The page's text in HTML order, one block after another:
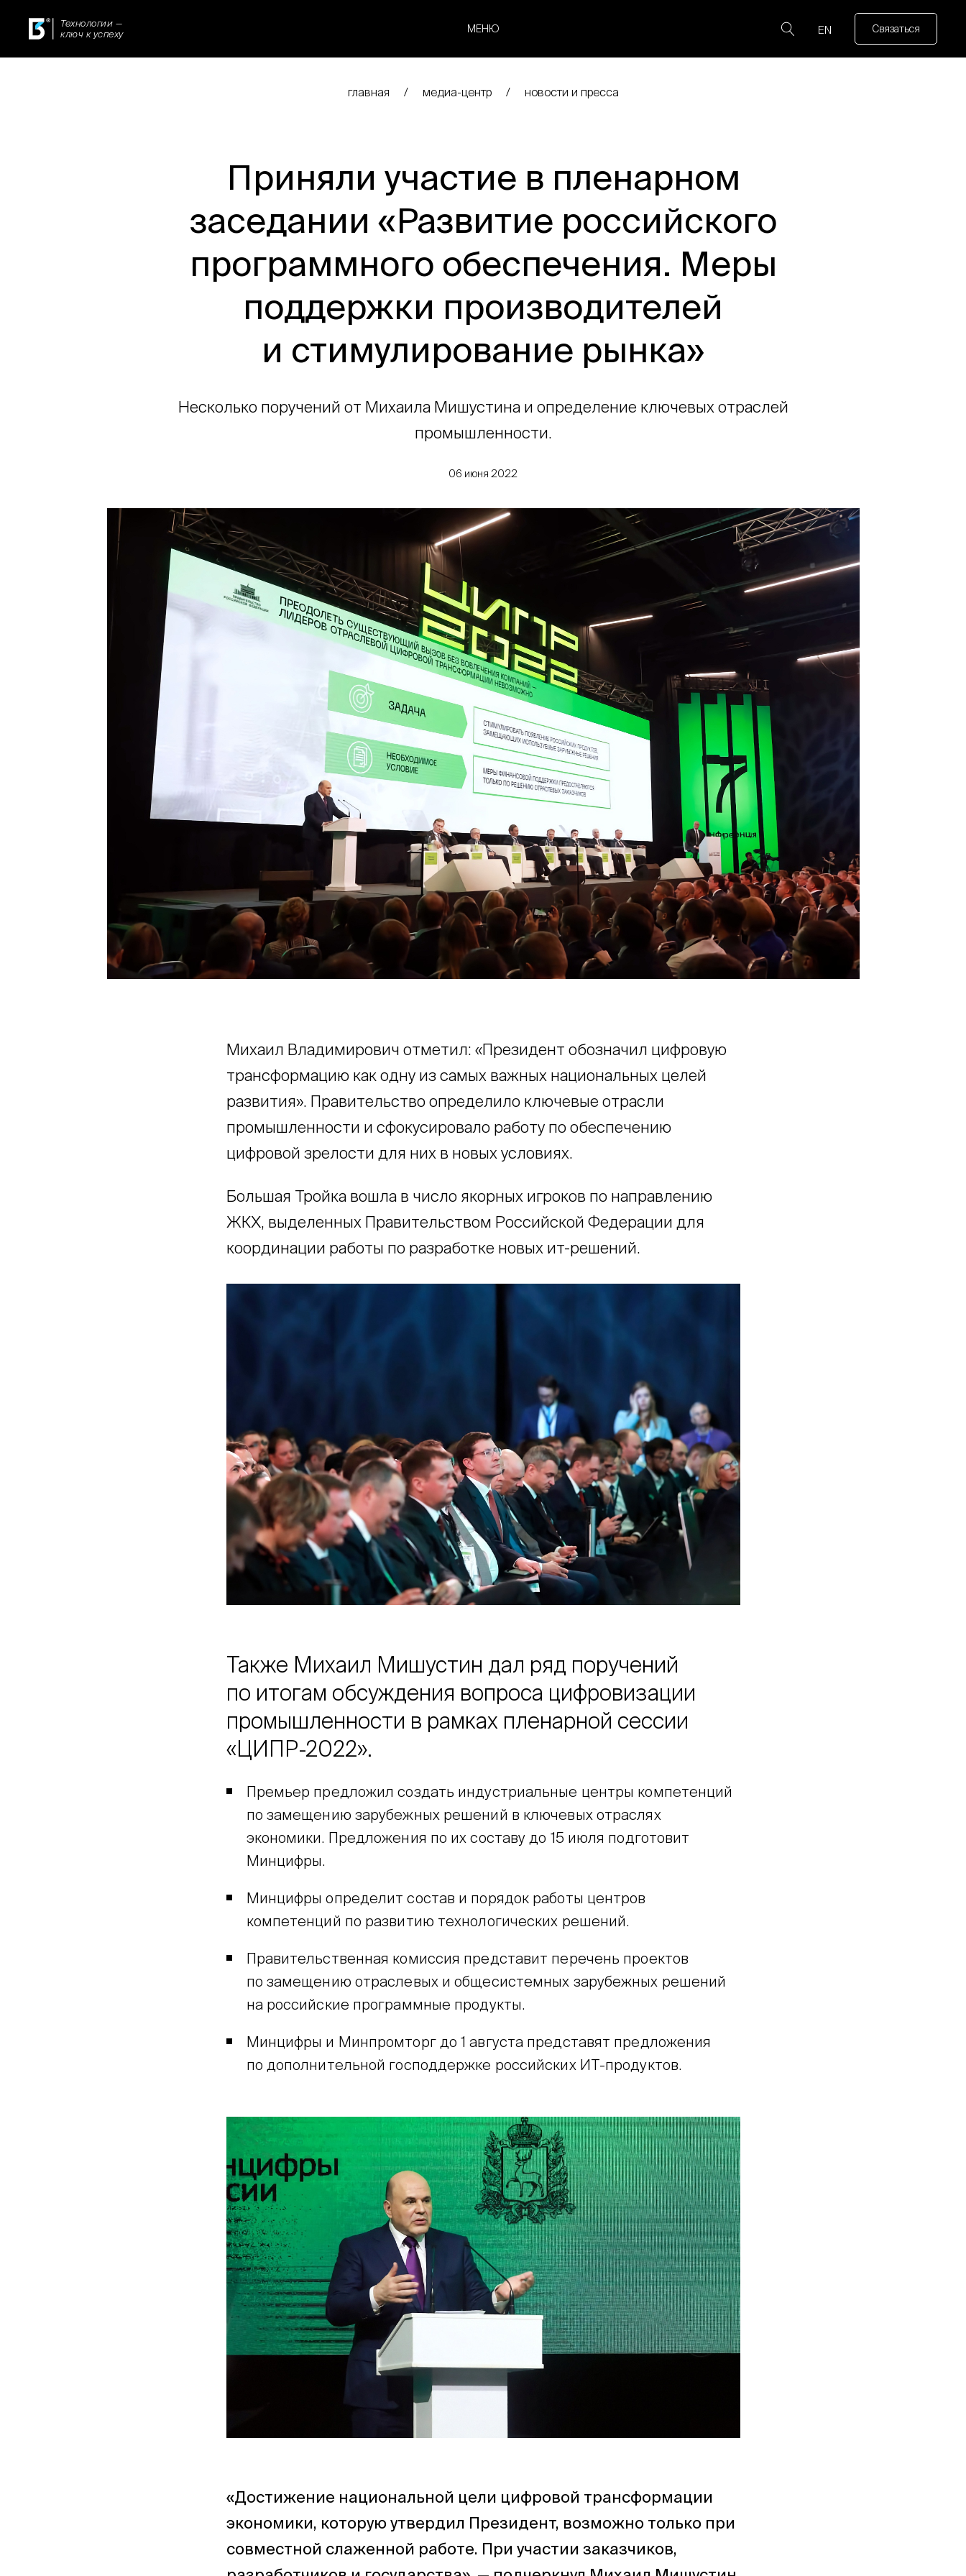
Технологии —
ключ к успеху
МЕНЮ EN Связаться
главная медиа-центр новости и пресса
Приняли участие в пленарном
заседании «Развитие российского
программного обеспечения. Меры
поддержки производителей
и стимулирование рынка»
Несколько поручений от Михаила Мишустина и определение ключевых отраслей
промышленности.
06 июня 2022
Михаил Владимирович отметил: «Президент обозначил цифровую
трансформацию как одну из самых важных национальных целей
развития». Правительство определило ключевые отрасли
промышленности и сфокусировало работу по обеспечению
цифровой зрелости для них в новых условиях.
Большая Тройка вошла в число якорных игроков по направлению
ЖКХ, выделенных Правительством Российской Федерации для
координации работы по разработке новых ит-решений.
Также Михаил Мишустин дал ряд поручений
по итогам обсуждения вопроса цифровизации
промышленности в рамках пленарной сессии
«ЦИПР-2022».
Премьер предложил создать индустриальные центры компетенций
по замещению зарубежных решений в ключевых отраслях
экономики. Предложения по их составу до 15 июля подготовит
Минцифры.
Минцифры определит состав и порядок работы центров
компетенций по развитию технологических решений.
Правительственная комиссия представит перечень проектов
по замещению отраслевых и общесистемных зарубежных решений
на российские программные продукты.
Минцифры и Минпромторг до 1 августа представят предложения
по дополнительной господдержке российских ИТ-продуктов.
«Достижение национальной цели цифровой трансформации
экономики, которую утвердил Президент, возможно только при
совместной слаженной работе. При участии заказчиков,